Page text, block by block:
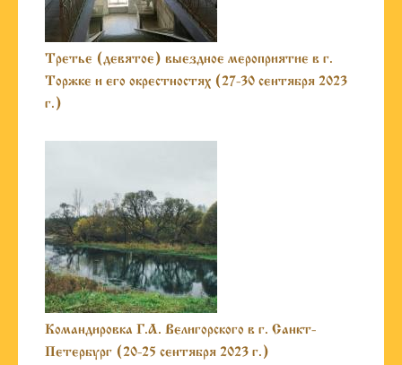
Третье (девятое) выездное мероприятие в г.
Торжке и его окрестностях (27-30 сентября 2023
г.)
Командировка Г.А. Велигорского в г. Санкт-
Петербург (20-25 сентября 2023 г.)